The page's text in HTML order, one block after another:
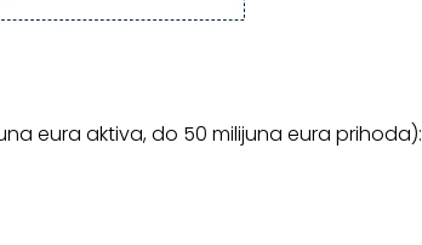
eura aktiva, do 50 milijuna eura prihoda):